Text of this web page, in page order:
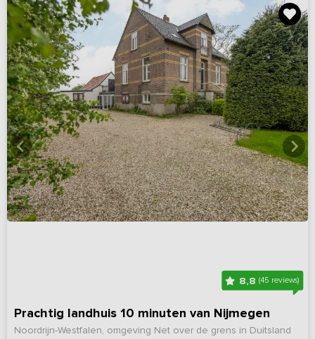
8,8 (45 reviews)
Prachtig landhuis 10 minuten van Nijmegen
Noordrijn-Westfalen, omgeving Net over de grens in Duitsland